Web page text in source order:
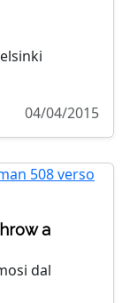
04/04/2015
a
dal